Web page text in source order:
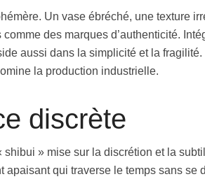
Un vase ébréché, une texture
des marques d’authenticité.
aussi dans la simplicité et la
la production industrielle.
discrète
shibui » mise sur la discrétion et la
apaisant qui traverse le temps sans se